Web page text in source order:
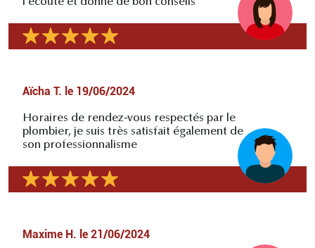
Aïcha T. le 19/06/2024
Horaires de rendez-vous respectés par le
plombier, je suis très satisfait également de
son professionnalisme
Maxime H. le 21/06/2024